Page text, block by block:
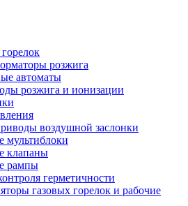
розжига
автоматы
розжига и ионизации
воздушной заслонки
мультиблоки
клапаны
рампы
герметичности
газовых горелок и рабочие